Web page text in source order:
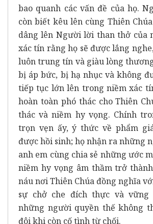
bao quanh các vấn đề của họ.
còn biết kêu lên cùng Thiên
dâng lên Người lời than thở của
xác tín rằng họ sẽ được lắng
luôn trung tín và giàu lòng
bị áp bức, bị hạ nhục và không
tiếp tục lớn lên trong niềm xác
hoàn toàn phó thác cho Thiên
thác và niềm hy vọng. Chính
trọn vẹn ấy, ý thức về phẩm
được hồi sinh; họ nhận ra những
anh em cùng chia sẻ những ước
niềm hy vọng âm thầm trở
náu nơi Thiên Chúa đồng nghĩa
sự chở che đích thực và vững
những người quyền thế không
đôi khi còn cố tình từ chối.